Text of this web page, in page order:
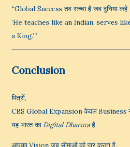
“Global Success तब सच्चा है जब दुनिया
‘He teaches like an Indian, serves
a King.’”
Conclusion
मित्रों,
CBS Global Expansion केवल Business
यह भारत का Digital Dharmaहै
आपका Vision जब सीमाओं को पार करता है,